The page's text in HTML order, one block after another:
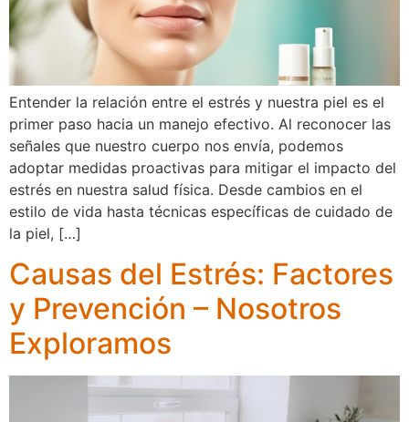
Entender la relación entre el estrés y nuestra piel es el
primer paso hacia un manejo efectivo. Al reconocer las
señales que nuestro cuerpo nos envía, podemos
adoptar medidas proactivas para mitigar el impacto del
estrés en nuestra salud física. Desde cambios en el
estilo de vida hasta técnicas específicas de cuidado de
la piel, […]
Causas del Estrés: Factores
y Prevención – Nosotros
Exploramos